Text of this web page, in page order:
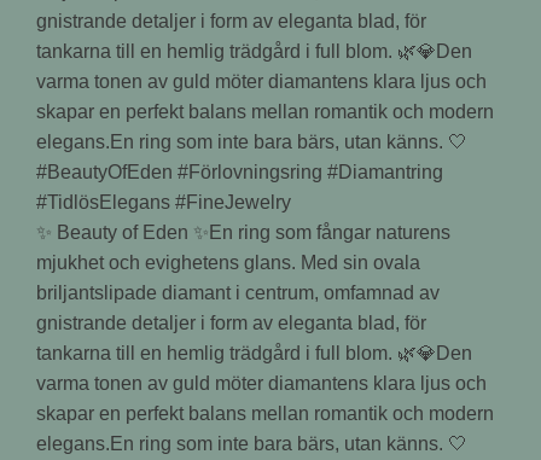
✨ Beauty of Eden ✨En ring som fångar naturens
mjukhet och evighetens glans. Med sin ovala
briljantslipade diamant i centrum, omfamnad av
gnistrande detaljer i form av eleganta blad, för
tankarna till en hemlig trädgård i full blom. 🌿💎Den
varma tonen av guld möter diamantens klara ljus och
skapar en perfekt balans mellan romantik och modern
elegans.En ring som inte bara bärs, utan känns. 🤍